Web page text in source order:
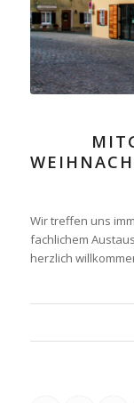
Wir treffen uns
fachlichem
herzlich